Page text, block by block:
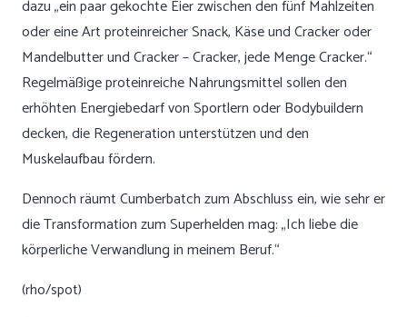
dazu „ein paar gekochte Eier zwischen den fünf Mahlzeiten
oder eine Art proteinreicher Snack, Käse und Cracker oder
Mandelbutter und Cracker – Cracker, jede Menge Cracker.“
Regelmäßige proteinreiche Nahrungsmittel sollen den
erhöhten Energiebedarf von Sportlern oder Bodybuildern
decken, die Regeneration unterstützen und den
Muskelaufbau fördern.
Dennoch räumt Cumberbatch zum Abschluss ein, wie sehr er
die Transformation zum Superhelden mag: „Ich liebe die
körperliche Verwandlung in meinem Beruf.“
(rho/spot)